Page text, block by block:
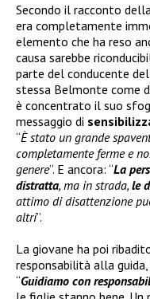
Secondo il racconto
era completamente
elemento che ha reso
causa sarebbe
parte del conducente
stessa Belmonte come
è concentrato il suo
messaggio di
“È stato un grande
completamente ferme e
genere”. E ancora: “La
distratta, ma in strada, le
attimo di disattenzione
altri”.
La giovane ha poi
responsabilità alla
“Guidiamo con